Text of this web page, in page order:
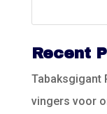
Recent
Tabaksgigant
vingers voor